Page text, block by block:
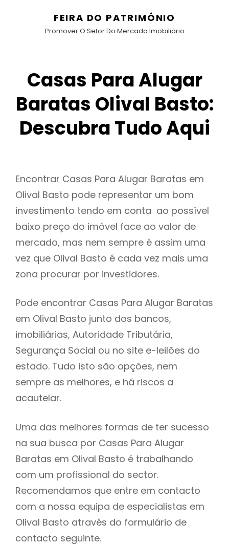
FEIRA DO PATRIMÓNIO
Promover O Setor Do Mercado Imobiliário
Casas Para Alugar
Baratas Olival Basto:
Descubra Tudo Aqui
Encontrar Casas Para Alugar Baratas em
Olival Basto pode representar um bom
investimento tendo em conta ao possível
baixo preço do imóvel face ao valor de
mercado, mas nem sempre é assim uma
vez que Olival Basto é cada vez mais uma
zona procurar por investidores.
Pode encontrar Casas Para Alugar Baratas
em Olival Basto junto dos bancos,
imobiliárias, Autoridade Tributária,
Segurança Social ou no site e-leilões do
estado. Tudo isto são opções, nem
sempre as melhores, e há riscos a
acautelar.
Uma das melhores formas de ter sucesso
na sua busca por Casas Para Alugar
Baratas em Olival Basto é trabalhando
com um profissional do sector.
Recomendamos que entre em contacto
com a nossa equipa de especialistas em
Olival Basto através do formulário de
contacto seguinte.